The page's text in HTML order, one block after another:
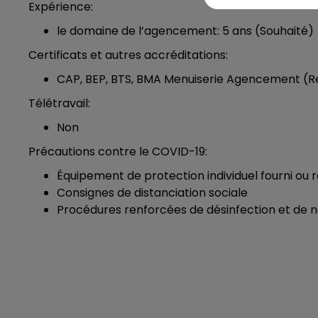
Expérience:
le domaine de l’agencement: 5 ans (Souhaité)
Certificats et autres accréditations:
CAP, BEP, BTS, BMA Menuiserie Agencement
Télétravail:
Non
Précautions contre le COVID-19:
Équipement de protection individuel fourni ou
Consignes de distanciation sociale
Procédures renforcées de désinfection et de